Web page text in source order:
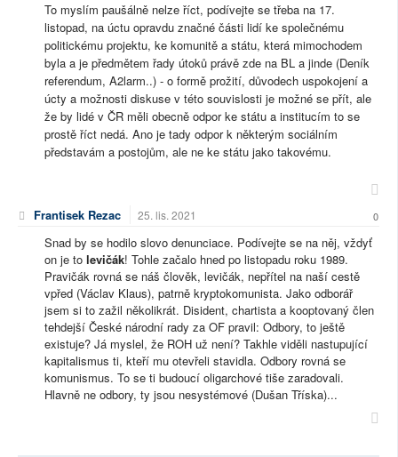
To myslím paušálně nelze říct, podívejte se třeba na 17.
listopad, na úctu opravdu značné části lidí ke společnému
politickému projektu, ke komunitě a státu, která mimochodem
byla a je předmětem řady útoků právě zde na BL a jinde (Deník
referendum, A2larm..) - o formě prožití, důvodech uspokojení a
úcty a možnosti diskuse v této souvislosti je možné se přít, ale
že by lidé v ČR měli obecně odpor ke státu a institucím to se
prostě říct nedá. Ano je tady odpor k některým sociálním
představám a postojům, ale ne ke státu jako takovému.
Frantisek Rezac 25. lis. 2021 0
Snad by se hodilo slovo denunciace. Podívejte se na něj, vždyť
on je to levičák! Tohle začalo hned po listopadu roku 1989.
Pravičák rovná se náš člověk, levičák, nepřítel na naší cestě
vpřed (Václav Klaus), patrně kryptokomunista. Jako odborář
jsem si to zažil několikrát. Disident, chartista a kooptovaný člen
tehdejší České národní rady za OF pravil: Odbory, to ještě
existuje? Já myslel, že ROH už není? Takhle viděli nastupující
kapitalismus ti, kteří mu otevřeli stavidla. Odbory rovná se
komunismus. To se ti budoucí oligarchové tiše zaradovali.
Hlavně ne odbory, ty jsou nesystémové (Dušan Tříska)...